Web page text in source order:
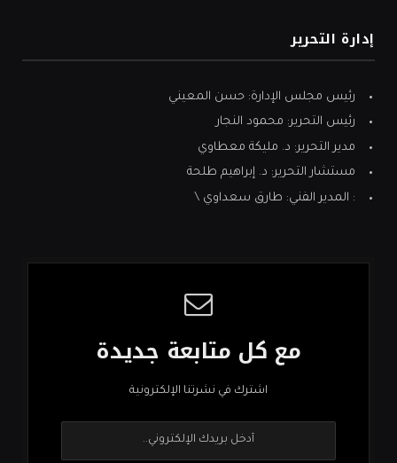
إدارة التحرير
رئيس مجلس الإدارة: حسن المعيني
رئيس التحرير: محمود النجار
مدير التحرير: د. مليكة معطاوي
مستشار التحرير: د. إبراهيم طلحة
: المدير الفني: طارق سعداوي \
مع كل متابعة جديدة
اشترك في نشرتنا الإلكترونية